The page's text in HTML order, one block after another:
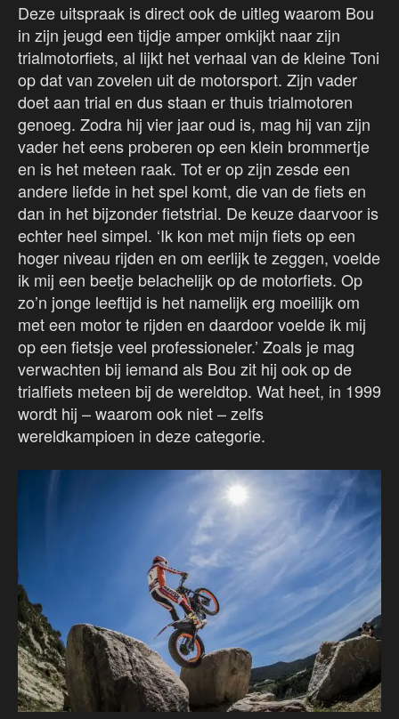
Deze uitspraak is direct ook de uitleg waarom Bou
in zijn jeugd een tijdje amper omkijkt naar zijn
trialmotorfiets, al lijkt het verhaal van de kleine Toni
op dat van zovelen uit de motorsport. Zijn vader
doet aan trial en dus staan er thuis trialmotoren
genoeg. Zodra hij vier jaar oud is, mag hij van zijn
vader het eens proberen op een klein brommertje
en is het meteen raak. Tot er op zijn zesde een
andere liefde in het spel komt, die van de fiets en
dan in het bijzonder fietstrial. De keuze daarvoor is
echter heel simpel. ‘Ik kon met mijn fiets op een
hoger niveau rijden en om eerlijk te zeggen, voelde
ik mij een beetje belachelijk op de motorfiets. Op
zo’n jonge leeftijd is het namelijk erg moeilijk om
met een motor te rijden en daardoor voelde ik mij
op een fietsje veel professioneler.’ Zoals je mag
verwachten bij iemand als Bou zit hij ook op de
trialfiets meteen bij de wereldtop. Wat heet, in 1999
wordt hij – waarom ook niet – zelfs
wereldkampioen in deze categorie.